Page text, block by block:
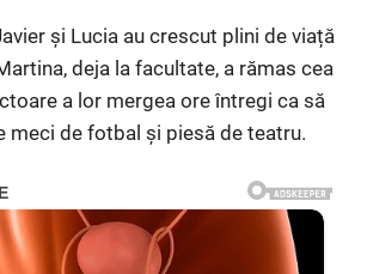
și Lucia au crescut plini de viață
deja la facultate, a rămas cea
a lor mergea ore întregi ca să
meci de fotbal și piesă de teatru.